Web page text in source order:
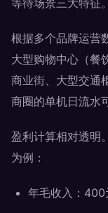
等待场景三大特征。
根据多个品牌运营
大型购物中心（餐
商业街、大型交通
商圈的单机日流水
盈利计算相对透明
为例：
年毛收入：